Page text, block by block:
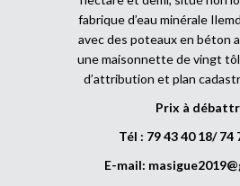
fabrique d’eau minérale
avec des poteaux en béton
une maisonnette de vingt
d’attribution et plan
Prix à
Tél : 79 43 40 18/ 74
E-mail: